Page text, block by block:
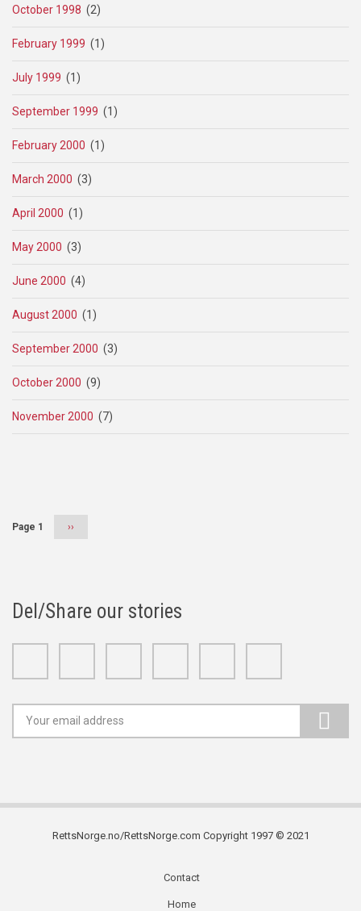
October 1998 (2)
February 1999 (1)
July 1999 (1)
September 1999 (1)
February 2000 (1)
March 2000 (3)
April 2000 (1)
May 2000 (3)
June 2000 (4)
August 2000 (1)
September 2000 (3)
October 2000 (9)
November 2000 (7)
Page 1
Next
››
Del/Share our stories
RettsNorge.no/RettsNorge.com Copyright 1997 © 2021
Contact
Home